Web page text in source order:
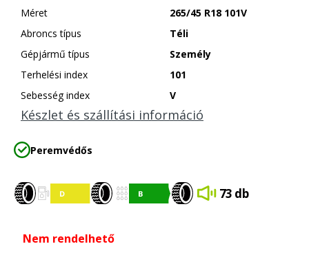
Méret
265/45 R18 101V
Abroncs típus
Téli
Gépjármű típus
Személy
Terhelési index
101
Sebesség index
V
Készlet és szállítási információ
Peremvédős
73 db
Nem rendelhető